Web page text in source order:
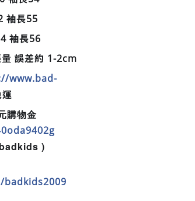
袖長55
袖長56
誤差約 1-2cm
www.bad-
購物金
)